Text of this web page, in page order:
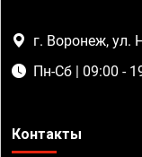
г. Воронеж, ул.
Пн-Сб | 09:00 -
Контакты